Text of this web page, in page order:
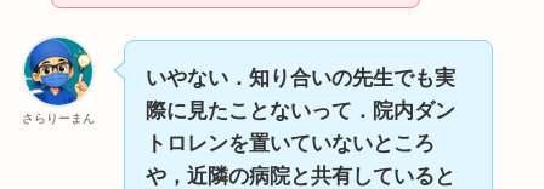
さらりーまん
いやない．知り合いの先生でも実
際に見たことないって．院内ダン
トロレンを置いていないところ
や，近隣の病院と共有していると